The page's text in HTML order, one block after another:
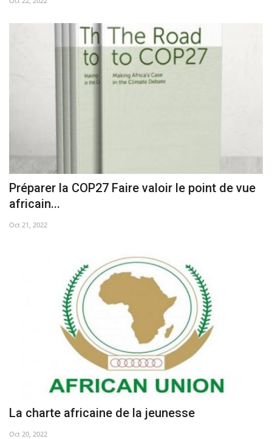
Préparer la COP27 Faire valoir le point de vue
africain...
Oct 21, 2022
La charte africaine de la jeunesse
Oct 20, 2022